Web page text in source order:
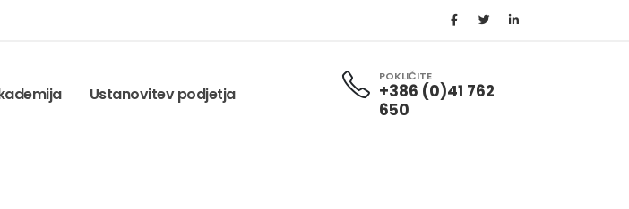
Ustanovitev podjetja
POKLIČITE
+386 (0)41 762
650